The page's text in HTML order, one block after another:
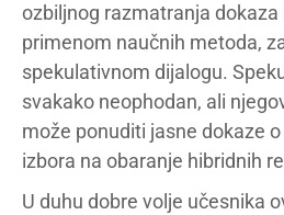
ozbiljnog razmatranja dokaza
primenom naučnih metoda,
spekulativnom dijalogu.
svakako neophodan, ali
može ponuditi jasne dokaze
izbora na obaranje hibridnih
U duhu dobre volje učesnika